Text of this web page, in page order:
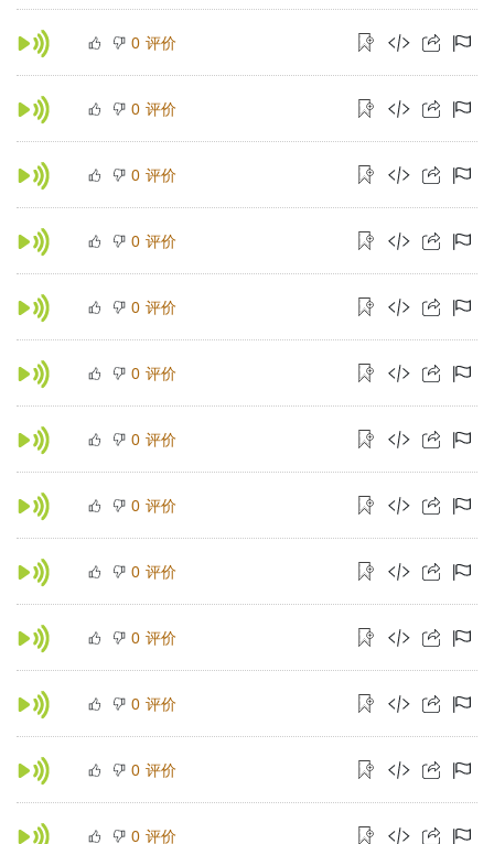
0 评价
0 评价
0 评价
0 评价
0 评价
0 评价
0 评价
0 评价
0 评价
0 评价
0 评价
0 评价
0 评价